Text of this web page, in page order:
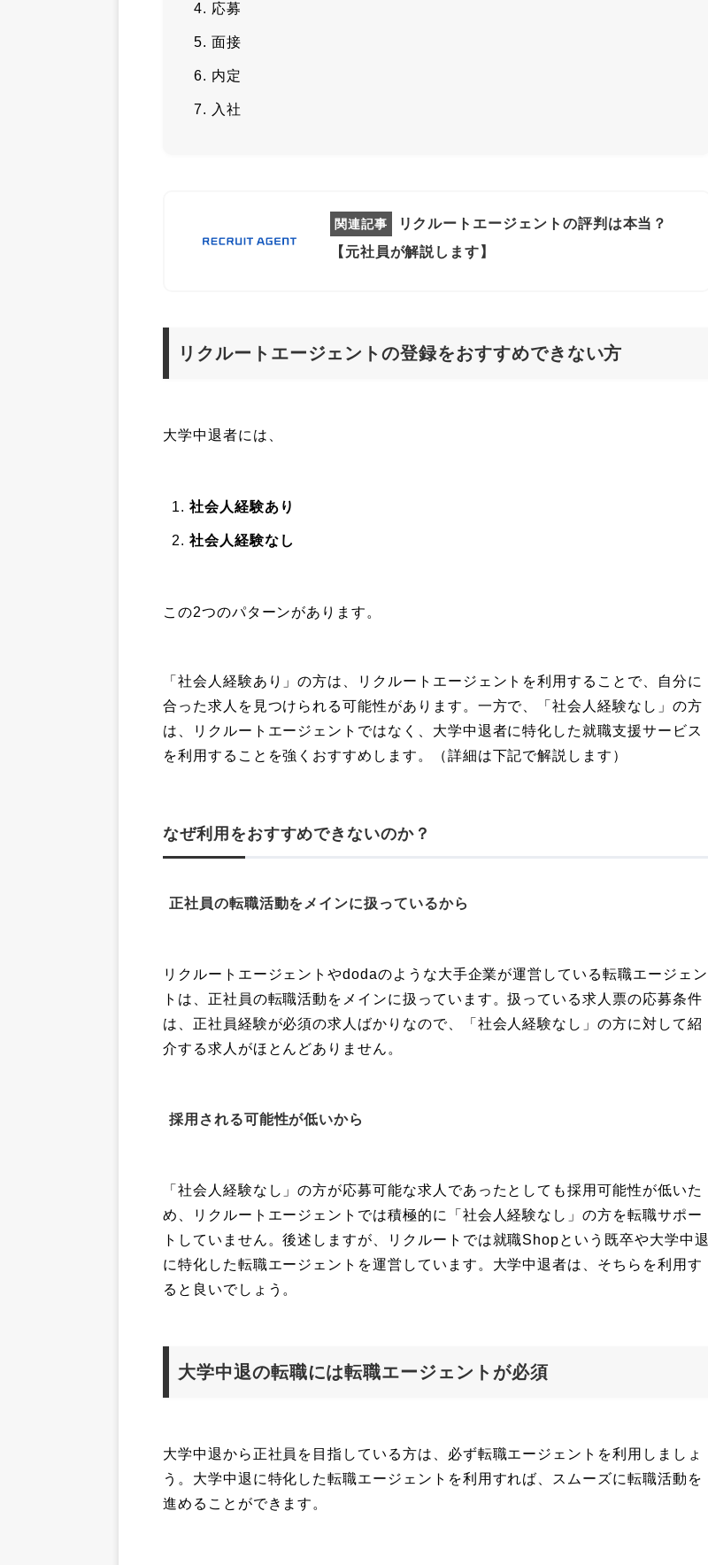
応募
面接
内定
入社
リクルートエージェントの評判は本当？
【元社員が解説します】
リクルートエージェントの登録をおすすめできない方
大学中退者には、
社会人経験あり
社会人経験なし
この2つのパターンがあります。
「社会人経験あり」の方は、リクルートエージェントを利用することで、自分に
合った求人を見つけられる可能性があります。一方で、「社会人経験なし」の方
は、リクルートエージェントではなく、大学中退者に特化した就職支援サービス
を利用することを強くおすすめします。（詳細は下記で解説します）
なぜ利用をおすすめできないのか？
正社員の転職活動をメインに扱っているから
リクルートエージェントやdodaのような大手企業が運営している転職エージェン
トは、正社員の転職活動をメインに扱っています。扱っている求人票の応募条件
は、正社員経験が必須の求人ばかりなので、「社会人経験なし」の方に対して紹
介する求人がほとんどありません。
採用される可能性が低いから
「社会人経験なし」の方が応募可能な求人であったとしても採用可能性が低いた
め、リクルートエージェントでは積極的に「社会人経験なし」の方を転職サポー
トしていません。後述しますが、リクルートでは就職Shopという既卒や大学中退
に特化した転職エージェントを運営しています。大学中退者は、そちらを利用す
ると良いでしょう。
大学中退の転職には転職エージェントが必須
大学中退から正社員を目指している方は、必ず転職エージェントを利用しましょ
う。大学中退に特化した転職エージェントを利用すれば、スムーズに転職活動を
進めることができます。